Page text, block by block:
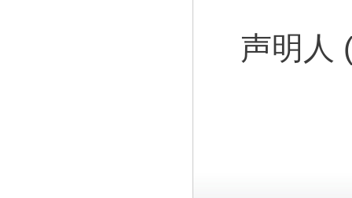
声明人